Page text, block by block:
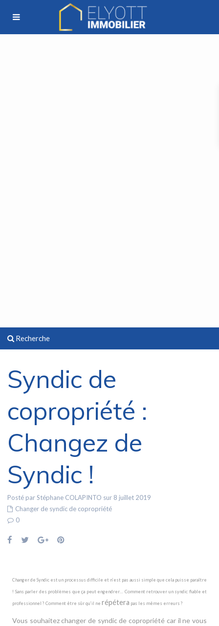
Recherche
Syndic de
copropriété :
Changez de
Syndic !
Posté par Stéphane COLAPINTO sur 8 juillet 2019
Changer de syndic de copropriété
0
Changer de Syndic est un processus difficile et n’est pas aussi simple que cela puisse paraître
! Sans parler des problèmes que ça peut engendrer… Comment retrouver un syndic fiable et
professionnel ? Comment être sûr qu’il ne répétera pas les mêmes erreurs ?
Vous souhaitez changer de syndic de copropriété car il ne vous